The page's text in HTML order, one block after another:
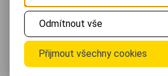
Odmítnout vše
Přijmout všechny cookies